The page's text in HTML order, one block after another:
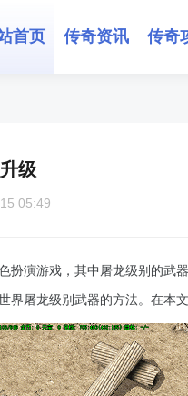
首页 传奇资讯 传奇
级
05:49
扮演游戏，其中屠龙级别的武
界屠龙级别武器的方法。在本